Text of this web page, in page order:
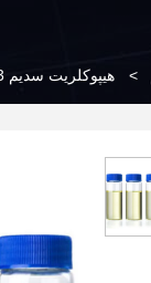
> هیپوکلریت سدیم 13 درصد درجه غذایی 7681 52 9